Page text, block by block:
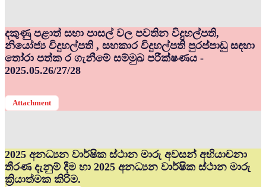
දකුණු පළාත් සභා පාසල් වල පවතින විදුහල්පති,
නියෝජ්‍ය විදුහල්පති , සහකාර විදුහල්පති පුරප්පාඩු සඳහා
තෝරා පත්ක ර ගැනීමේ සම්මුඛ පරීක්ෂණය -
2025.05.26/27/28
Attachment
2025 අනධ්‍යන වාර්ෂික ස්ථාන මාරු අවසන් අභියාචනා
තීරණ දැනුම් දීම හා 2025 අනධ්‍යන වාර්ෂික ස්ථාන මාරු
ක්‍රියාත්මක කිරිම.